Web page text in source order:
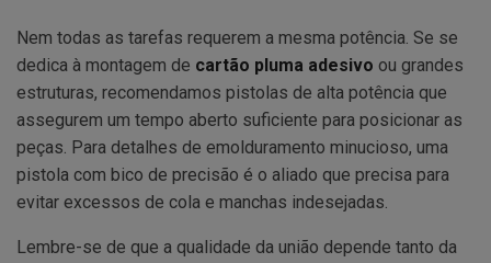
Nem todas as tarefas requerem a mesma potência. Se se
dedica à montagem de cartão pluma adesivo ou grandes
estruturas, recomendamos pistolas de alta potência que
assegurem um tempo aberto suficiente para posicionar as
peças. Para detalhes de emolduramento minucioso, uma
pistola com bico de precisão é o aliado que precisa para
evitar excessos de cola e manchas indesejadas.
Lembre-se de que a qualidade da união depende tanto da